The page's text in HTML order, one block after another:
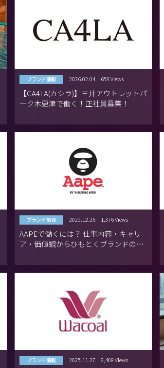
ブランド情報 2026.02.04 658 Views
【CA4LA(カシラ)】三井アウトレットパ
ーク木更津で働く！正社員募集！
ブランド情報 2025.12.26 1,376 Views
AAPEで働くには？ 仕事内容・キャリ
ア・価値観からひもとくブランドの魅
ブランド情報 2025.11.27 2,408 Views